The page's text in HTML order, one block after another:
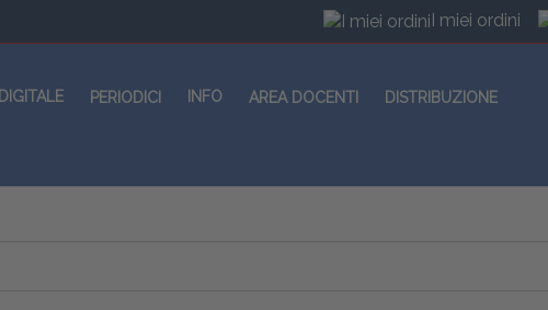
I miei ordini
PERIODICI INFO AREA DOCENTI DISTRIBUZIONE